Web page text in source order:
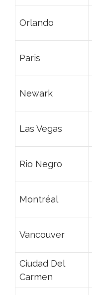
Orlando
Paris
Newark
Las Vegas
Rio Negro
Montréal
Vancouver
Ciudad Del
Carmen